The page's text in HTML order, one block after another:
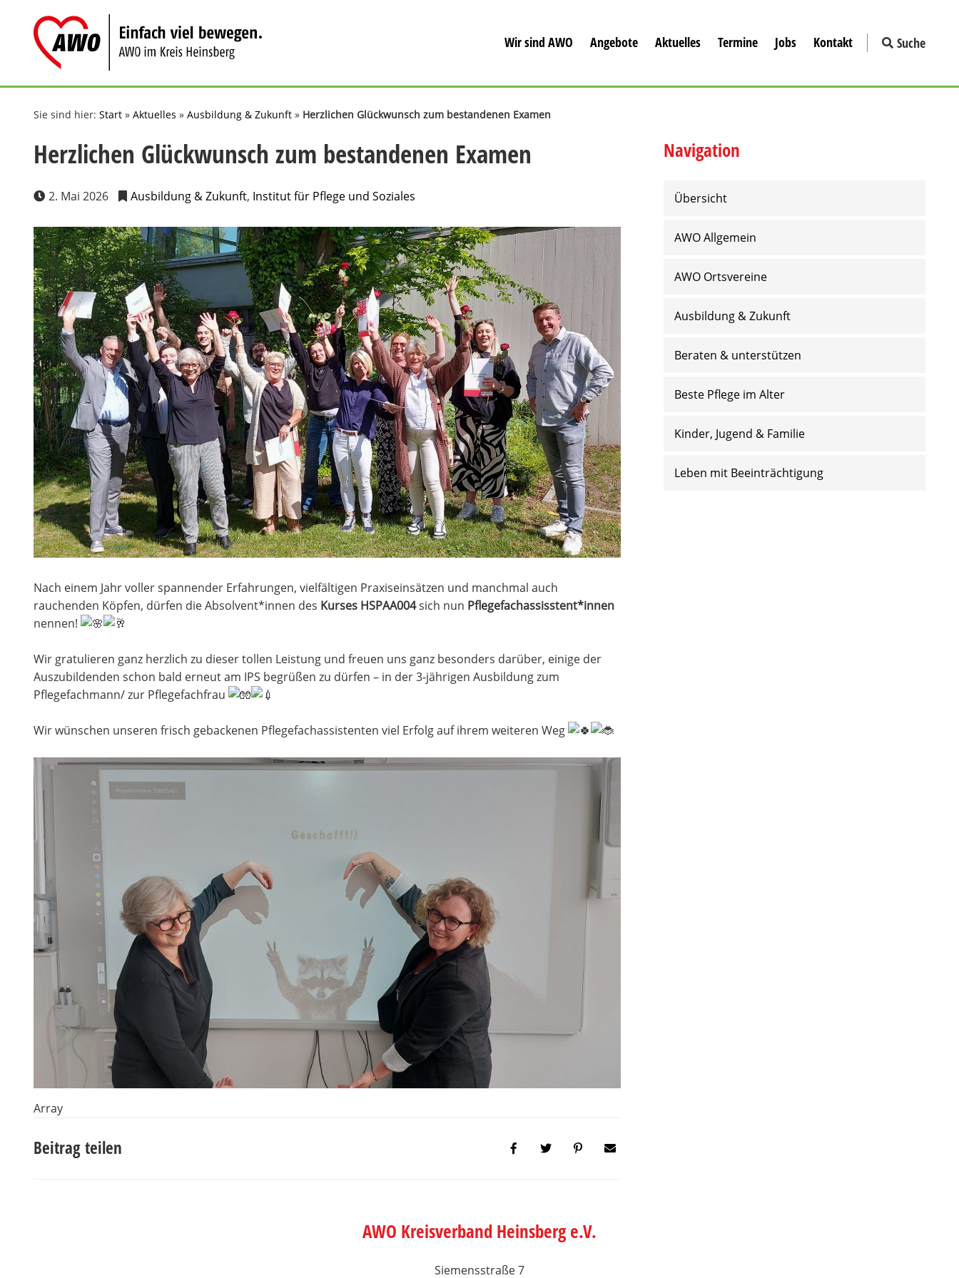
springen
Suche
Wir sind AWO Angebote Aktuelles Termine Jobs Kontakt
Sie sind hier: Start » Aktuelles » Ausbildung & Zukunft » Herzlichen Glückwunsch zum bestandenen Examen
Herzlichen Glückwunsch zum bestandenen Examen
2. Mai 2026 Ausbildung & Zukunft, Institut für Pflege und Soziales
Nach einem Jahr voller spannender Erfahrungen, vielfältigen Praxiseinsätzen und manchmal auch
rauchenden Köpfen, dürfen die Absolvent*innen des Kurses HSPAA004sich nun Pflegefachassisstent*innen
nennen!
Wir gratulieren ganz herzlich zu dieser tollen Leistung und freuen uns ganz besonders darüber, einige der
Auszubildenden schon bald erneut am IPS begrüßen zu dürfen – in der 3-jährigen Ausbildung zum
Pflegefachmann/ zur Pflegefachfrau
Wir wünschen unseren frisch gebackenen Pflegefachassistenten viel Erfolg auf ihrem weiteren Weg
Array
Beitrag teilen
Navigation
Übersicht
AWO Allgemein
AWO Ortsvereine
Ausbildung & Zukunft
Beraten & unterstützen
Beste Pflege im Alter
Kinder, Jugend & Familie
Leben mit Beeinträchtigung
AWO Kreisverband Heinsberg e.V.
Siemensstraße 7